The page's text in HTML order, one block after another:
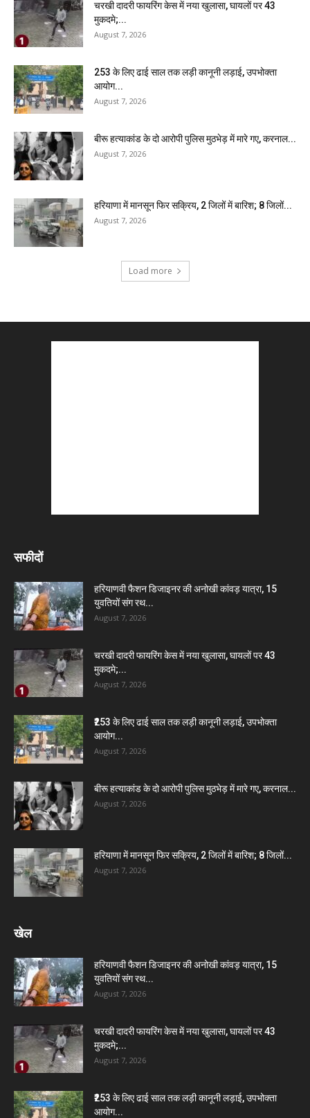
चरखी दादरी फायरिंग केस में नया खुलासा, घायलों पर 43
मुकदमे;...
August 7, 2026
₹253 के लिए ढाई साल तक लड़ी कानूनी लड़ाई, उपभोक्ता
आयोग...
August 7, 2026
बीरू हत्याकांड के दो आरोपी पुलिस मुठभेड़ में मारे गए, करनाल...
August 7, 2026
हरियाणा में मानसून फिर सक्रिय, 2 जिलों में बारिश; 8 जिलों...
August 7, 2026
Load more
सफीदों
हरियाणवी फैशन डिजाइनर की अनोखी कांवड़ यात्रा, 15
युवतियों संग रथ...
August 7, 2026
चरखी दादरी फायरिंग केस में नया खुलासा, घायलों पर 43
मुकदमे;...
August 7, 2026
₹253 के लिए ढाई साल तक लड़ी कानूनी लड़ाई, उपभोक्ता
आयोग...
August 7, 2026
बीरू हत्याकांड के दो आरोपी पुलिस मुठभेड़ में मारे गए, करनाल...
August 7, 2026
हरियाणा में मानसून फिर सक्रिय, 2 जिलों में बारिश; 8 जिलों...
August 7, 2026
खेल
हरियाणवी फैशन डिजाइनर की अनोखी कांवड़ यात्रा, 15
युवतियों संग रथ...
August 7, 2026
चरखी दादरी फायरिंग केस में नया खुलासा, घायलों पर 43
मुकदमे;...
August 7, 2026
₹253 के लिए ढाई साल तक लड़ी कानूनी लड़ाई, उपभोक्ता
आयोग...